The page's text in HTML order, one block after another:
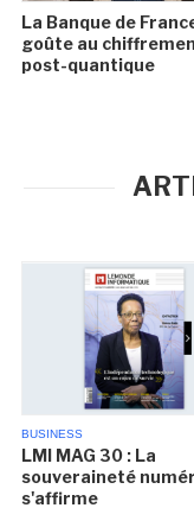
La Banque de
goûte au
post-quantique
BUSINESS
LMI MAG 30 : La
souveraineté
s'affirme